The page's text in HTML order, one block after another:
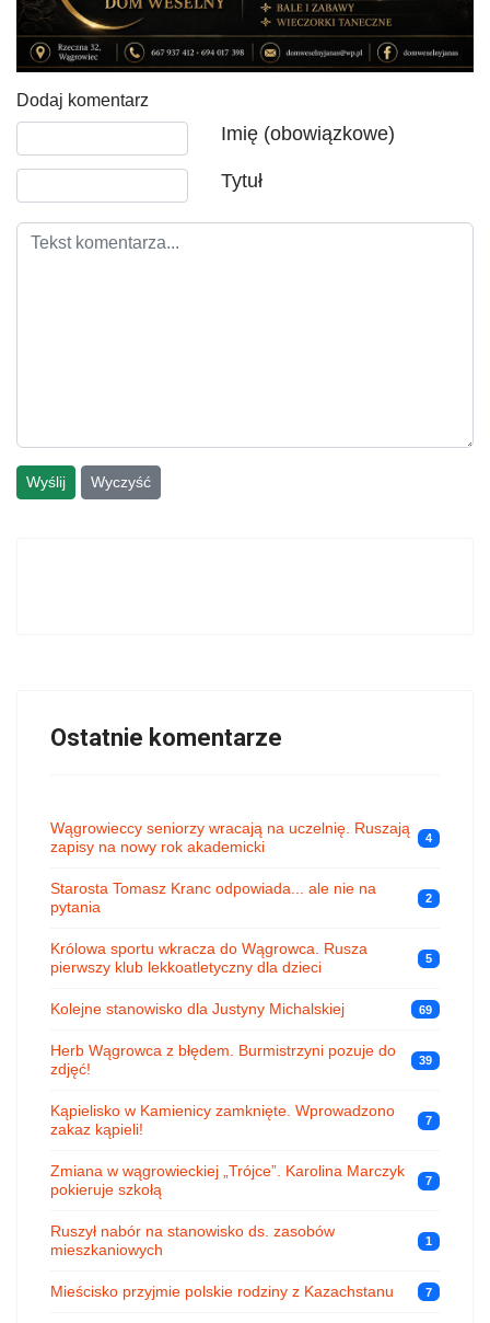
Dodaj komentarz
Imię (obowiązkowe)
Tytuł
Wyślij Wyczyść
Ostatnie komentarze
Wągrowieccy seniorzy wracają na uczelnię. Ruszają
zapisy na nowy rok akademicki
4
Starosta Tomasz Kranc odpowiada... ale nie na
pytania
2
Królowa sportu wkracza do Wągrowca. Rusza
pierwszy klub lekkoatletyczny dla dzieci
5
Kolejne stanowisko dla Justyny Michalskiej 69
Herb Wągrowca z błędem. Burmistrzyni pozuje do
zdjęć!
39
Kąpielisko w Kamienicy zamknięte. Wprowadzono
zakaz kąpieli!
7
Zmiana w wągrowieckiej „Trójce”. Karolina Marczyk
pokieruje szkołą
7
Ruszył nabór na stanowisko ds. zasobów
mieszkaniowych
1
Mieścisko przyjmie polskie rodziny z Kazachstanu 7